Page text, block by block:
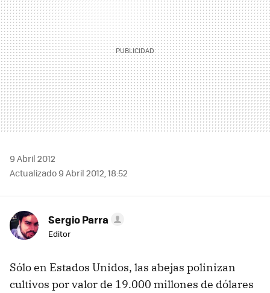
9 Abril 2012
Actualizado 9 Abril 2012, 18:52
Sergio Parra
Editor
Sólo en Estados Unidos, las abejas polinizan
cultivos por valor de 19.000 millones de dólares